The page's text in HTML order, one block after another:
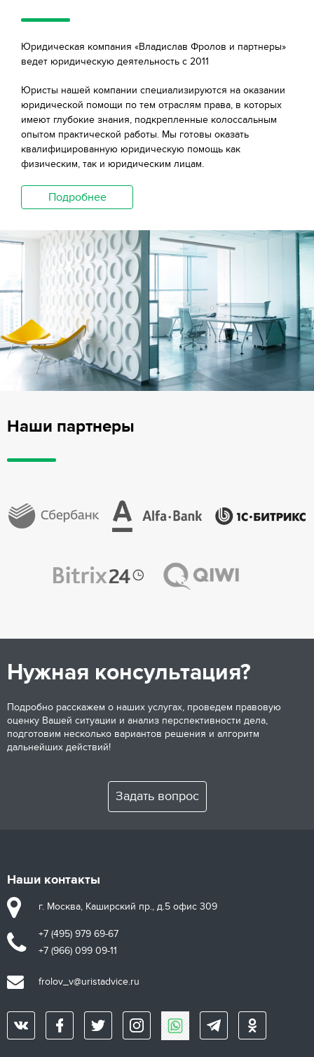
Юридическая компания «Владислав Фролов и партнеры»
ведет юридическую деятельность с 2011
Юристы нашей компании специализируются на оказании
юридической помощи по тем отраслям права, в которых
имеют глубокие знания, подкрепленные колоссальным
опытом практической работы. Мы готовы оказать
квалифицированную юридическую помощь как
физическим, так и юридическим лицам.
Подробнее
Наши партнеры
Нужная консультация?
Подробно расскажем о наших услугах, проведем правовую
оценку Вашей ситуации и анализ перспективности дела,
подготовим несколько вариантов решения и алгоритм
дальнейших действий!
Задать вопрос
Наши контакты
г. Москва, Каширский пр., д.5 офис 309
+7 (495) 979 69-67
+7 (966) 099 09-11
frolov_v@uristadvice.ru